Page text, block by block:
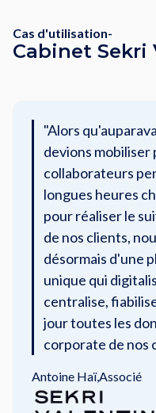
Cas d'utilisation-
Cabinet
"Alors
devions mobiliser
collaborateurs
longues heures
pour réaliser le
de nos clients,
désormais d'une
unique qui
centralise,
jour toutes les
corporate de nos
Antoine Haï,Associé